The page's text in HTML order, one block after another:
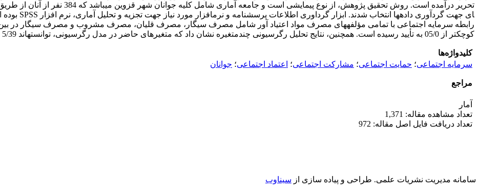
کوچکتر از 05/0 به تأیید رسیده است. همچنین، نتایج تحلیل رگرسیونی چند­متغیره نشان داد که متغیرهای حاضر در مدل رگرسیونی، توانسته­اند 5/39 درصد از تغییرات متغیر مصرف مواد اعتیادآور را تبیین نمایند.
کلیدواژه‌ها
سرمایه اجتماعی؛ حمایت اجتماعی؛ مشارکت اجتماعی؛ اعتماد اجتماعی؛ جوانان
مراجع
آمار
تعداد مشاهده مقاله: 1,371
تعداد دریافت فایل اصل مقاله: 972
سامانه مدیریت نشریات علمی. طراحی و پیاده سازی از سیناوب